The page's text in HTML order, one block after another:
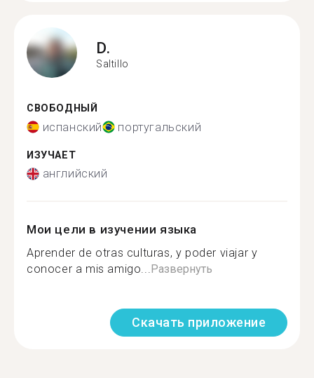
D.
Saltillo
СВОБОДНЫЙ
испанский португальский
ИЗУЧАЕТ
английский
Мои цели в изучении языка
Aprender de otras culturas, y poder viajar y
conocer a mis amigo...Развернуть
Скачать приложение